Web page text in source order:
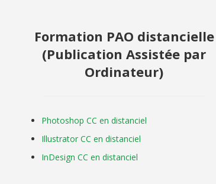
Formation PAO distancielle
(Publication Assistée par
Ordinateur)
Photoshop CC en distanciel
Illustrator CC en distanciel
InDesign CC en distanciel